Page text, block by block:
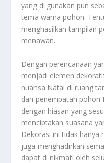
yang di gunakan pun
tema warna pohon.
menghasilkan tampilan
menawan.
Dengan perencanaan
menjadi elemen
nuansa Natal di ruang
dan penempatan pohon
dengan hiasan yang
menciptakan suasana
Dekorasi ini tidak hanya
juga menghadirkan
dapat di nikmati oleh